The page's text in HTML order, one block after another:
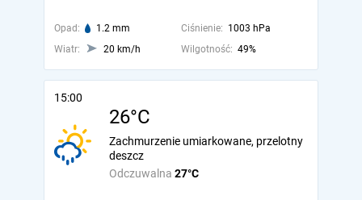
Opad: 1.2 mm Ciśnienie: 1003 hPa
Wiatr:
20 km/h Wilgotność: 49%
15:00
26°C
Odczuwalna 27°C
Zachmurzenie umiarkowane, przelotny
deszcz